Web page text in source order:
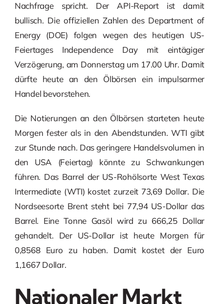
Nachfrage spricht. Der API-Report ist damit
bullisch. Die offiziellen Zahlen des Department of
Energy (DOE) folgen wegen des heutigen US-
Feiertages Independence Day mit eintägiger
Verzögerung, am Donnerstag um 17.00 Uhr. Damit
dürfte heute an den Ölbörsen ein impulsarmer
Handel bevorstehen.
Die Notierungen an den Ölbörsen starteten heute
Morgen fester als in den Abendstunden. WTI gibt
zur Stunde nach. Das geringere Handelsvolumen in
den USA (Feiertag) könnte zu Schwankungen
führen. Das Barrel der US-Rohölsorte West Texas
Intermediate (WTI) kostet zurzeit 73,69 Dollar. Die
Nordseesorte Brent steht bei 77,94 US-Dollar das
Barrel. Eine Tonne Gasöl wird zu 666,25 Dollar
gehandelt. Der US-Dollar ist heute Morgen für
0,8568 Euro zu haben. Damit kostet der Euro
1,1667 Dollar.
Nationaler Markt